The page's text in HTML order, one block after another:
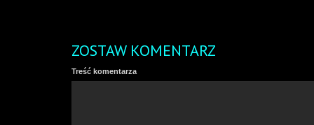
ZOSTAW KOMENTARZ
Treść komentarza